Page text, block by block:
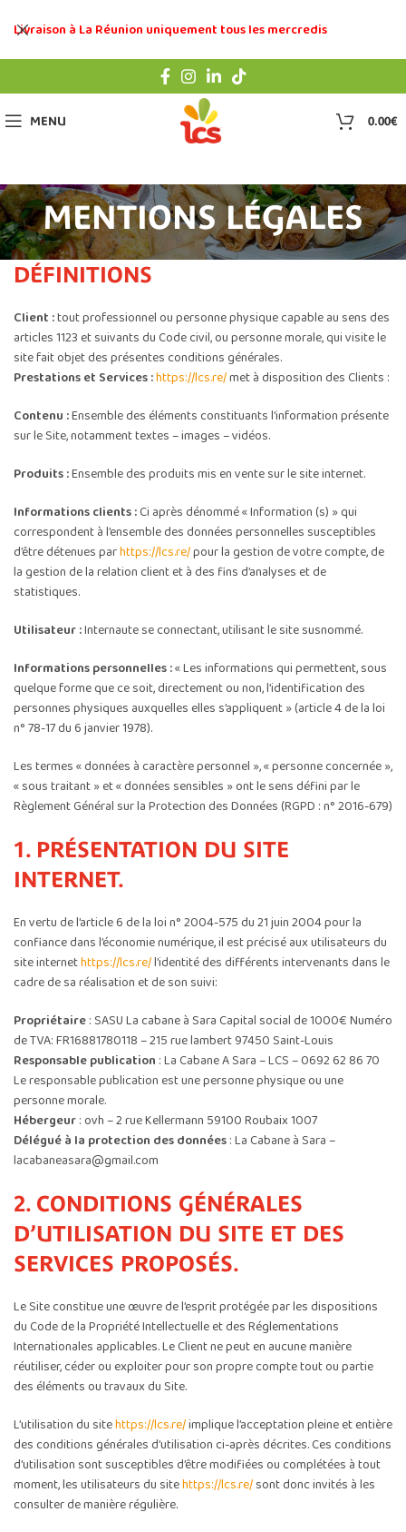
MENU 0 0.00€
MENTIONS LÉGALES
DÉFINITIONS
Client :tout professionnel ou personne physique capable au sens des
articles 1123 et suivants du Code civil, ou personne morale, qui visite le
site fait objet des présentes conditions générales.
Prestations et Services :https://lcs.re/met à disposition des Clients :
Contenu :Ensemble des éléments constituants l’information présente
sur le Site, notamment textes – images – vidéos.
Produits :Ensemble des produits mis en vente sur le site internet.
Informations clients :Ci après dénommé « Information (s) » qui
correspondent à l’ensemble des données personnelles susceptibles
d’être détenues parhttps://lcs.re/pour la gestion de votre compte, de
la gestion de la relation client et à des fins d’analyses et de
statistiques.
Utilisateur :Internaute se connectant, utilisant le site susnommé.
Informations personnelles :« Les informations qui permettent, sous
quelque forme que ce soit, directement ou non, l’identification des
personnes physiques auxquelles elles s’appliquent » (article 4 de la loi
n° 78-17 du 6 janvier 1978).
Les termes « données à caractère personnel », « personne concernée »,
« sous traitant » et « données sensibles » ont le sens défini par le
Règlement Général sur la Protection des Données (RGPD : n° 2016-679)
1. PRÉSENTATION DU SITE
INTERNET.
En vertu de l’article 6 de la loi n° 2004-575 du 21 juin 2004 pour la
confiance dans l’économie numérique, il est précisé aux utilisateurs du
site internethttps://lcs.re/l’identité des différents intervenants dans le
cadre de sa réalisation et de son suivi:
Propriétaire: SASU La cabane à Sara Capital social de 1000€ Numéro
de TVA: FR16881780118 – 215 rue lambert 97450 Saint-Louis
Responsable publication : La Cabane A Sara – LCS – 0692 62 86 70
Le responsable publication est une personne physique ou une
personne morale.
Hébergeur: ovh – 2 rue Kellermann 59100 Roubaix 1007
Délégué à la protection des données: La Cabane à Sara –
lacabaneasara@gmail.com
2. CONDITIONS GÉNÉRALES
D’UTILISATION DU SITE ET DES
SERVICES PROPOSÉS.
Le Site constitue une œuvre de l’esprit protégée par les dispositions
du Code de la Propriété Intellectuelle et des Réglementations
Internationales applicables. Le Client ne peut en aucune manière
réutiliser, céder ou exploiter pour son propre compte tout ou partie
des éléments ou travaux du Site.
L’utilisation du sitehttps://lcs.re/implique l’acceptation pleine et entière
des conditions générales d’utilisation ci-après décrites. Ces conditions
d’utilisation sont susceptibles d’être modifiées ou complétées à tout
moment, les utilisateurs du sitehttps://lcs.re/sont donc invités à les
consulter de manière régulière.
Livraison à La Réunion uniquement tous les mercredis